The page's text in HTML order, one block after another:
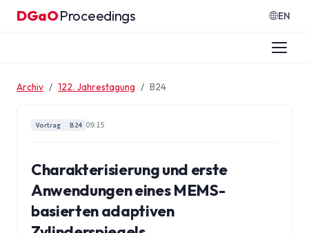
Zum Inhalt springen
DGaO·Proceedings EN
Archiv 122. Jahrestagung B24
Vortrag B24 09:15
Charakterisierung und erste
Anwendungen eines MEMS-
basierten adaptiven